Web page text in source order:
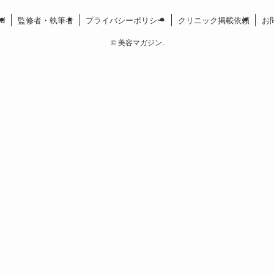
監修者・執筆者 プライバシーポリシー クリニック掲載依頼 お
©美容マガジン.